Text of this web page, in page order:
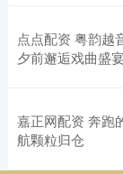
点点配资 粤韵越
夕前邂逅戏曲盛
嘉正网配资 奔跑
航颗粒归仓